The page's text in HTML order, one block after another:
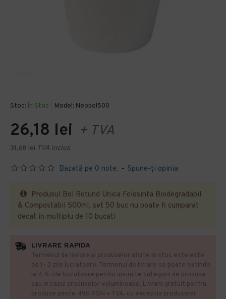
Stoc: În Stoc Model: Neobol500
Bazată pe 0 note. - Spune-ţi opinia
26,18 lei + TVA
31,68 lei TVA inclus
Produsul Bol Rotund Unica Folosinta Biodegradabil
& Compostabil 500ml, set 50 buc nu poate fi cumparat
decat in multiplu de 10 bucati
LIVRARE RAPIDA
Termenul de livrare al produselor aflate in stoc este este
de 1- 3 zile lucratoare. Termenul de livrare se poate extinde
la 4-5 zile lucratoare pentru anumite categorii de produse
sau in cazul produselor voluminoase. Livram gratuit pentru
produse peste 490 RON + TVA, cu exceptia produselor